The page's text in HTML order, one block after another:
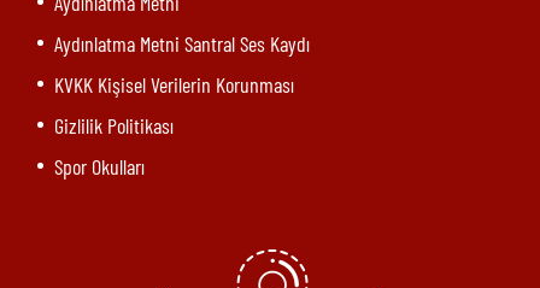
Aydınlatma Metni Santral Ses Kaydı
KVKK Kişisel Verilerin Korunması
Gizlilik Politikası
Spor Okulları